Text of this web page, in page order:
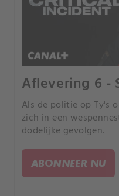
Aflevering 6 -
Als de politie op Ty's
zich in een
dodelijke gevolgen.
ABONNEER NU